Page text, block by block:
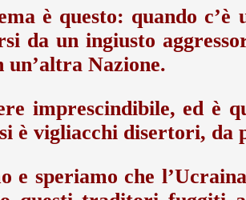
è questo: quando
da un ingiusto
un’altra Nazione.
imprescindibile, ed è
è vigliacchi disertori, da
e speriamo che